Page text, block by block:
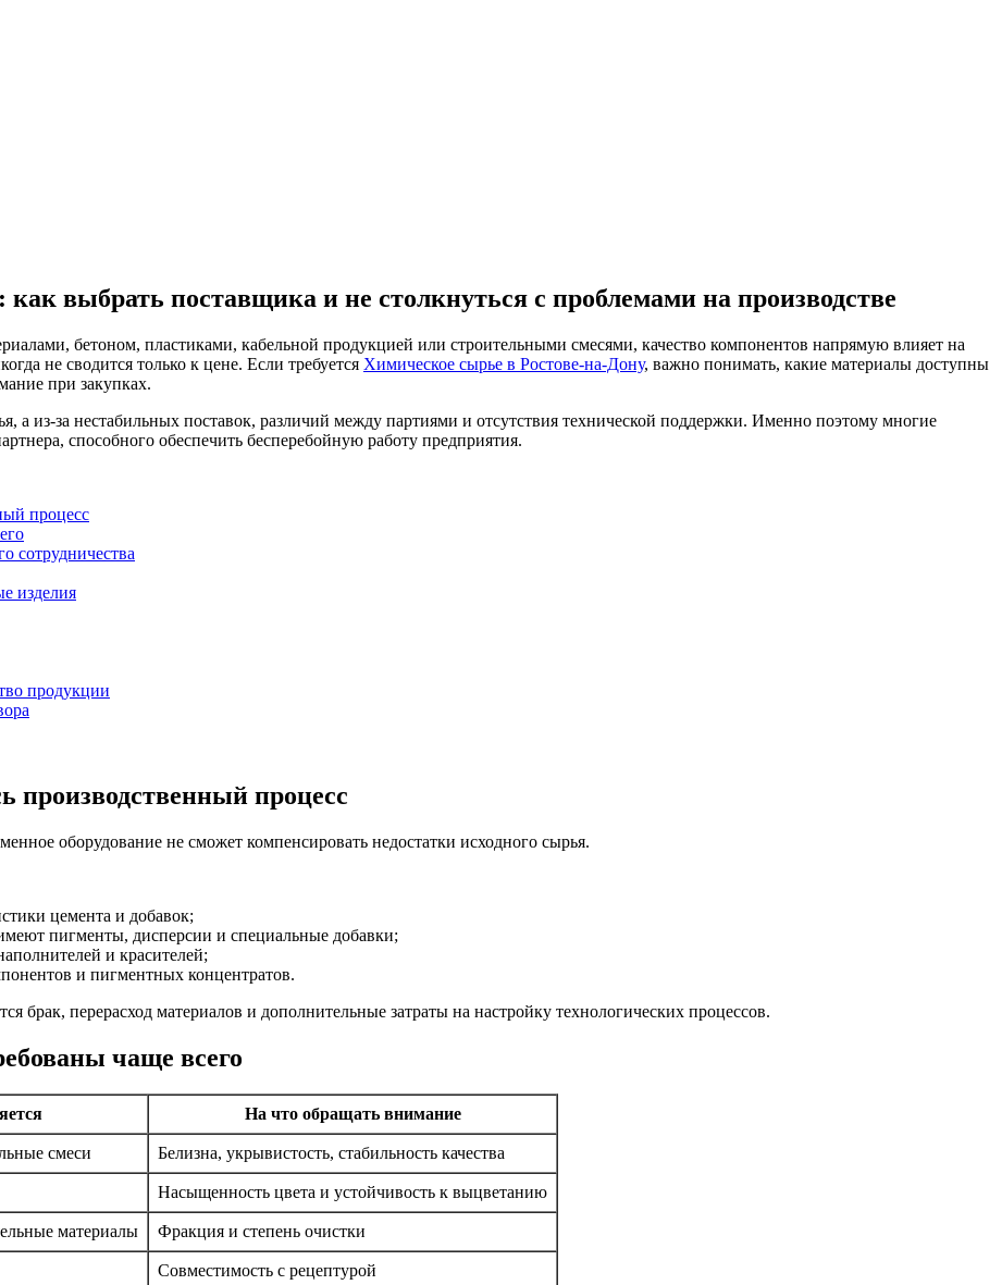
выбрать поставщика и не столкнуться с проблемами на производстве
бетоном, пластиками, кабельной продукцией или строительными смесями, качество компонентов напрямую влияет на
не сводится только к цене. Если требуется Химическое сырье в Ростове-на-Дону, важно понимать, какие материалы доступны
при закупках.
а из-за нестабильных поставок, различий между партиями и отсутствия технической поддержки. Именно поэтому многие
способного обеспечить бесперебойную работу предприятия.
процесс
сотрудничества
изделия
продукции
производственный процесс
оборудование не сможет компенсировать недостатки исходного сырья.
цемента и добавок;
пигменты, дисперсии и специальные добавки;
и красителей;
и пигментных концентратов.
брак, перерасход материалов и дополнительные затраты на настройку технологических процессов.
чаще всего
На что обращать внимание
смеси Белизна, укрывистость, стабильность качества
Насыщенность цвета и устойчивость к выцветанию
материалы Фракция и степень очистки
Совместимость с рецептурой